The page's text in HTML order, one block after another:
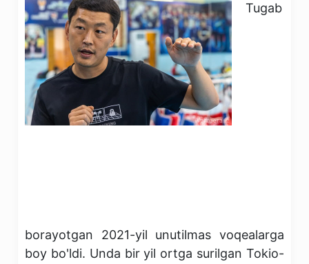
Tugab
borayotgan 2021-yil unutilmas voqealarga
boy bo'ldi. Unda bir yil ortga surilgan Tokio-